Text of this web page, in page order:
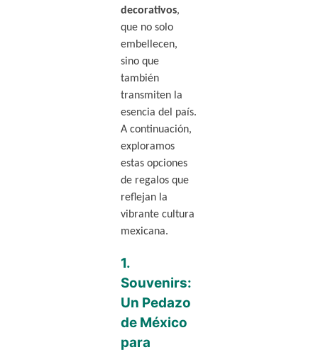
decorativos,
que no solo
embellecen,
sino que
también
transmiten la
esencia del país.
A continuación,
exploramos
estas opciones
de regalos que
reflejan la
vibrante cultura
mexicana.
1.
Souvenirs:
Un Pedazo
de México
para